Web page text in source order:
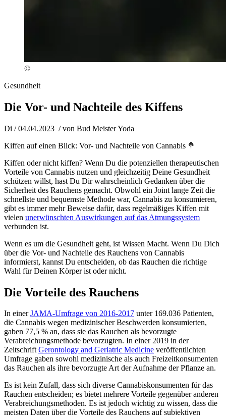
©
Gesundheit
Die Vor- und Nachteile des Kiffens
Di / 04.04.2023 / von Bud Meister Yoda
Kiffen auf einen Blick: Vor- und Nachteile von Cannabis 🥦
Kiffen oder nicht kiffen? Wenn Du die potenziellen therapeutischen
Vorteile von Cannabis nutzen und gleichzeitig Deine Gesundheit
schützen willst, hast Du Dir wahrscheinlich Gedanken über die
Sicherheit des Rauchens gemacht. Obwohl ein Joint lange Zeit die
schnellste und bequemste Methode war, Cannabis zu konsumieren,
gibt es immer mehr Beweise dafür, dass regelmäßiges Kiffen mit
vielen unerwünschten Auswirkungen auf das Atmungssystem
verbunden ist.
Wenn es um die Gesundheit geht, ist Wissen Macht. Wenn Du Dich
über die Vor- und Nachteile des Rauchens von Cannabis
informierst, kannst Du entscheiden, ob das Rauchen die richtige
Wahl für Deinen Körper ist oder nicht.
Die Vorteile des Rauchens
In einerJAMA-Umfrage von 2016-2017 unter 169.036 Patienten,
die Cannabis wegen medizinischer Beschwerden konsumierten,
gaben 77,5 % an, dass sie das Rauchen als bevorzugte
Verabreichungsmethode bevorzugten. In einer 2019 in der
ZeitschriftGerontology and Geriatric Medicine veröffentlichten
Umfrage gaben sowohl medizinische als auch Freizeitkonsumenten
das Rauchen als ihre bevorzugte Art der Aufnahme der Pflanze an.
Es ist kein Zufall, dass sich diverse Cannabiskonsumenten für das
Rauchen entscheiden; es bietet mehrere Vorteile gegenüber anderen
Verabreichungsmethoden. Es ist jedoch wichtig zu wissen, dass die
meisten Daten über die Vorteile des Rauchens auf subjektiven